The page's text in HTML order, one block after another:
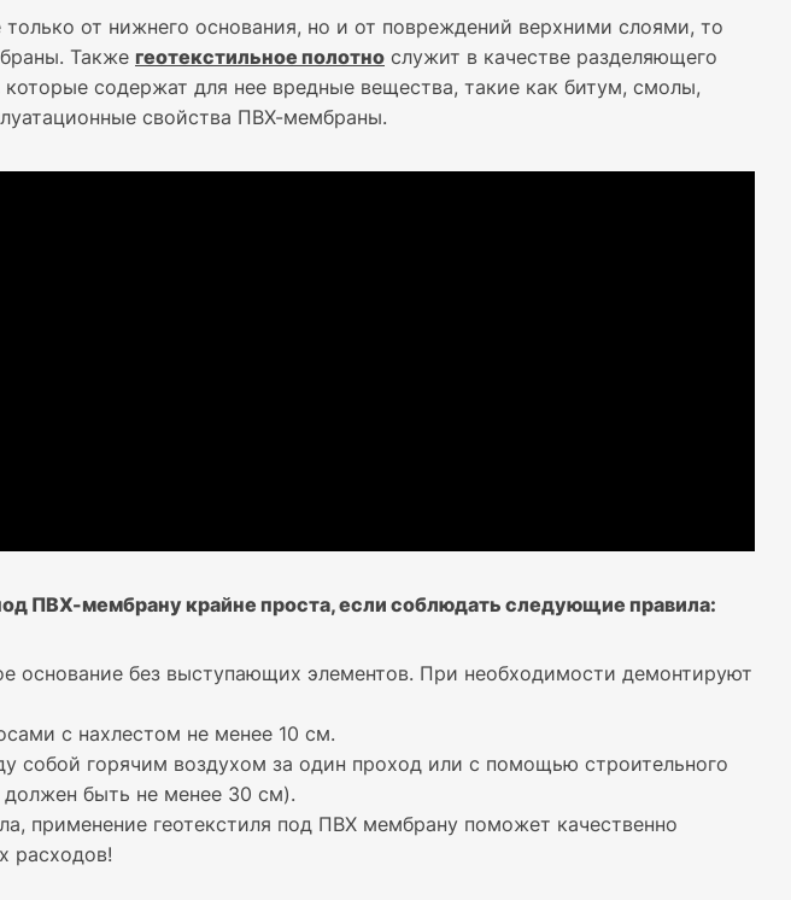
от нижнего основания, но и от повреждений верхними слоями, то
Также геотекстильное полотно служит в качестве разделяющего
содержат для нее вредные вещества, такие как битум, смолы,
свойства ПВХ-мембраны.
ПВХ-мембрану крайне проста, если соблюдать следующие правила:
основание без выступающих элементов. При необходимости демонтируют
с нахлестом не менее 10 см.
собой горячим воздухом за один проход или с помощью строительного
должен быть не менее 30 см).
применение геотекстиля под ПВХ мембрану поможет качественно
расходов!